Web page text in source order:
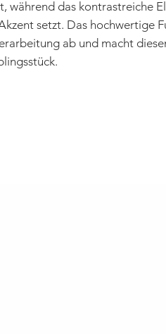
während das kontrastreiche
setzt. Das hochwertige
ab und macht